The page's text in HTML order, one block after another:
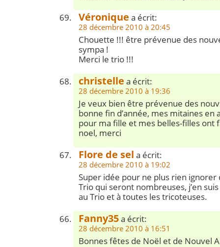
Véronique a écrit:
28 décembre 2010 à 20:45
Chouette !!! être prévenue des
sympa !
Merci le trio !!!
christelle a écrit:
28 décembre 2010 à 19:36
Je veux bien être prévenue des
bonne fin d’année, mes mitaines en
pour ma fille et mes belles-filles ont
noel, merci
Flore de sel a écrit:
28 décembre 2010 à 19:02
Super idée pour ne plus rien ignorer
Trio qui seront nombreuses, j’en
au Trio et à toutes les tricoteuses.
Fanny35a écrit:
28 décembre 2010 à 16:51
Bonnes fêtes de Noël et de Nouvel